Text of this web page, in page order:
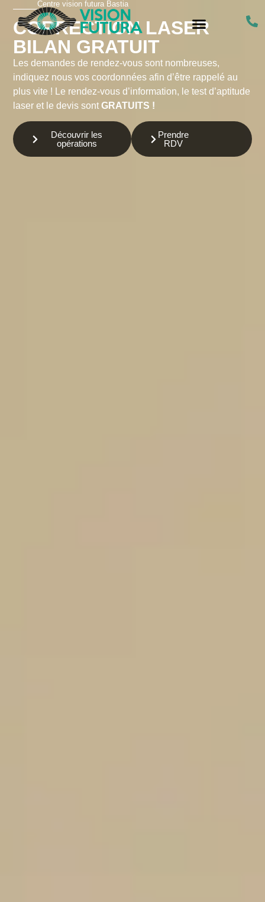
Centre vision futura Bastia
CORRECTION LASER
BILAN GRATUIT
Les demandes de rendez-vous sont nombreuses,
indiquez nous vos coordonnées afin d’être rappelé au
plus vite ! Le rendez-vous d’information, le test d’aptitude
laser et le devis sontGRATUITS !
Découvrir les
opérations
Prendre
RDV